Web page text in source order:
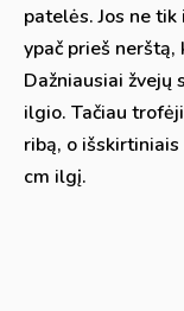
patelės. Jos ne
ypač prieš nerštą,
Dažniausiai žvejų
ilgio. Tačiau
ribą, o
cm ilgį.